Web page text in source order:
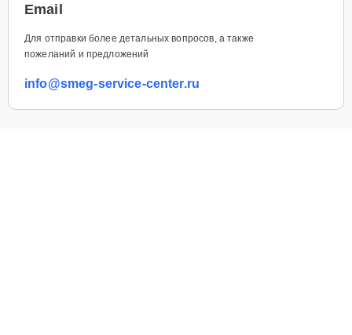
Email
Для отправки более детальных вопросов, а также
пожеланий и предложений
info@smeg-service-center.ru